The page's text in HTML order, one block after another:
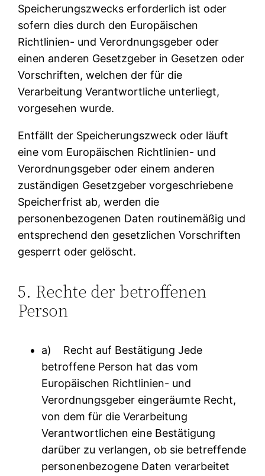
Speicherungszwecks erforderlich ist oder
sofern dies durch den Europäischen
Richtlinien- und Verordnungsgeber oder
einen anderen Gesetzgeber in Gesetzen oder
Vorschriften, welchen der für die
Verarbeitung Verantwortliche unterliegt,
vorgesehen wurde.
Entfällt der Speicherungszweck oder läuft
eine vom Europäischen Richtlinien- und
Verordnungsgeber oder einem anderen
zuständigen Gesetzgeber vorgeschriebene
Speicherfrist ab, werden die
personenbezogenen Daten routinemäßig und
entsprechend den gesetzlichen Vorschriften
gesperrt oder gelöscht.
5. Rechte der betroffenen
Person
a) Recht auf Bestätigung Jede
betroffene Person hat das vom
Europäischen Richtlinien- und
Verordnungsgeber eingeräumte Recht,
von dem für die Verarbeitung
Verantwortlichen eine Bestätigung
darüber zu verlangen, ob sie betreffende
personenbezogene Daten verarbeitet